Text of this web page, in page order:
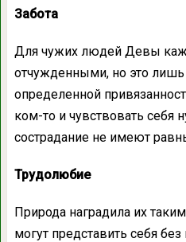
Забота
Для чужих людей Девы
отчужденными, но это
определенной
ком-то и чувствовать себя
сострадание не имеют
Трудолюбие
Природа наградила их
могут представить себя